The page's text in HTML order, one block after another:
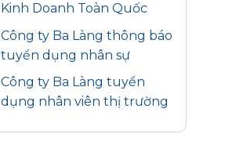
Kinh Doanh Toàn Quốc
Công ty Ba Làng thông báo
tuyển dụng nhân sự
Công ty Ba Làng tuyển
dụng nhân viên thị trường